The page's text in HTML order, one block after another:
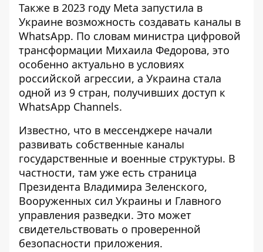
Также в 2023 году Meta запустила в
Украине возможность создавать каналы в
WhatsApp. По словам министра цифровой
трансформации Михаила Федорова, это
особенно актуально в условиях
российской агрессии, а Украина стала
одной из 9 стран, получивших доступ к
WhatsApp Channels.
Известно, что в мессенджере начали
развивать собственные каналы
государственные и военные структуры. В
частности, там уже есть страница
Президента Владимира Зеленского,
Вооруженных сил Украины и Главного
управления разведки. Это может
свидетельствовать о проверенной
безопасности приложения.